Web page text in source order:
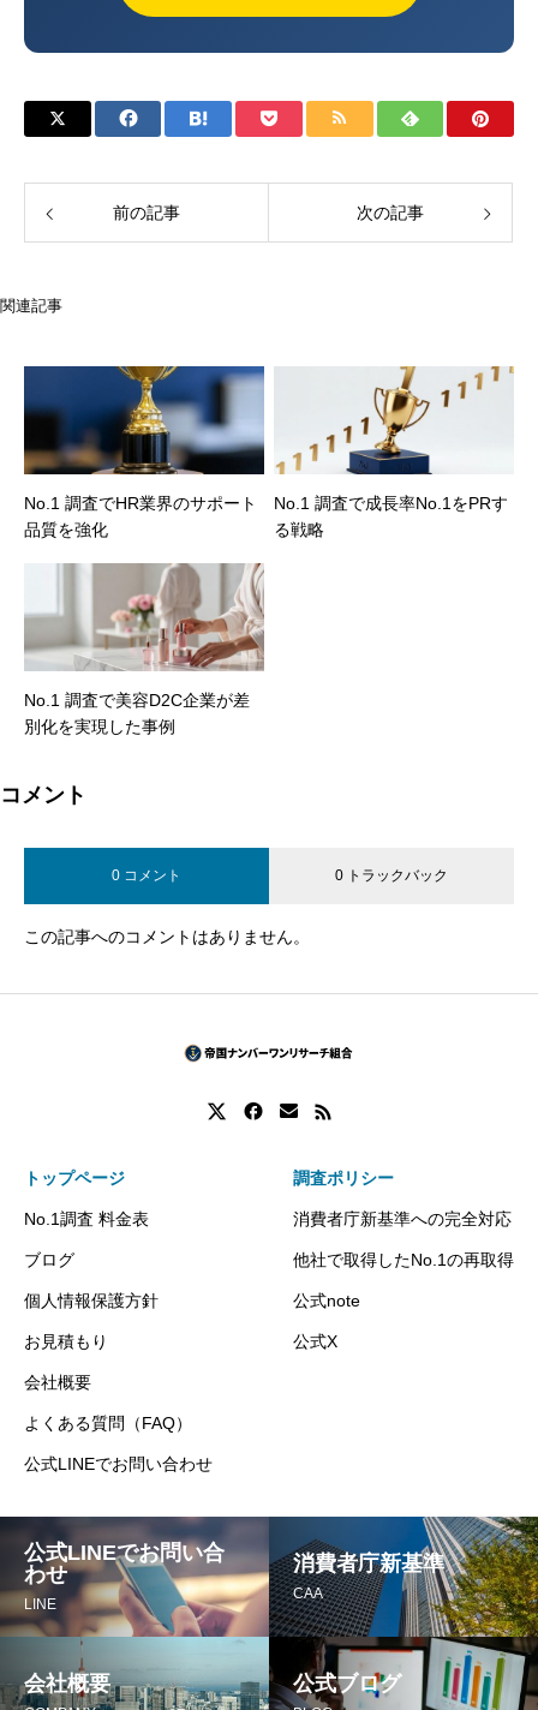
前の記事 次の記事
関連記事
No.1 調査でHR業界のサポート
品質を強化
No.1 調査で成長率No.1をPRす
る戦略
No.1 調査で美容D2C企業が差
別化を実現した事例
コメント
0 コメント 0 トラックバック
この記事へのコメントはありません。
トップページ
No.1調査 料金表
ブログ
個人情報保護方針
お見積もり
会社概要
よくある質問（FAQ）
公式LINEでお問い合わせ
調査ポリシー
消費者庁新基準への完全対応
他社で取得したNo.1の再取得
公式note
公式X
公式LINEでお問い合
わせ
LINE
消費者庁新基準
CAA
会社概要 公式ブログ